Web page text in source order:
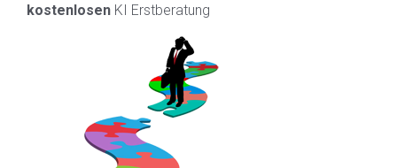
kostenlosen KI Erstberatung